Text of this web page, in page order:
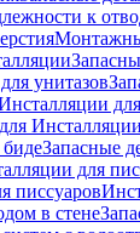
к
унитазов
для
Запасные
для
писсуаров
в стене